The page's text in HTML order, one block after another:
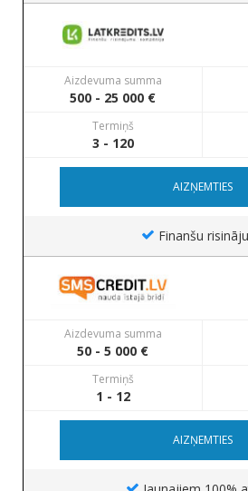
Aizdevuma summa
500 - 25 000 €
Termiņš
3 - 120
AIZŅEMTIES
Finanšu
Aizdevuma summa
50 - 5 000 €
Termiņš
1 - 12
AIZŅEMTIES